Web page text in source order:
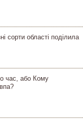
сорти області поділила
час, або Кому